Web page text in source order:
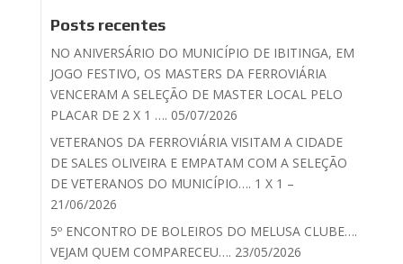
Posts recentes
NO ANIVERSÁRIO DO MUNICÍPIO DE IBITINGA, EM
JOGO FESTIVO, OS MASTERS DA FERROVIÁRIA
VENCERAM A SELEÇÃO DE MASTER LOCAL PELO
PLACAR DE 2 X 1 …. 05/07/2026
VETERANOS DA FERROVIÁRIA VISITAM A CIDADE
DE SALES OLIVEIRA E EMPATAM COM A SELEÇÃO
DE VETERANOS DO MUNICÍPIO…. 1 X 1 –
21/06/2026
5º ENCONTRO DE BOLEIROS DO MELUSA CLUBE….
VEJAM QUEM COMPARECEU…. 23/05/2026